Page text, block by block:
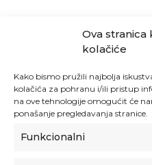
Ova stranica
kolačiće
Kako bismo pružili najbolja
kolačića za pohranu i/ili pristup
na ove tehnologije omogućit će
ponašanje pregledavanja stranice.
Funkcionalni